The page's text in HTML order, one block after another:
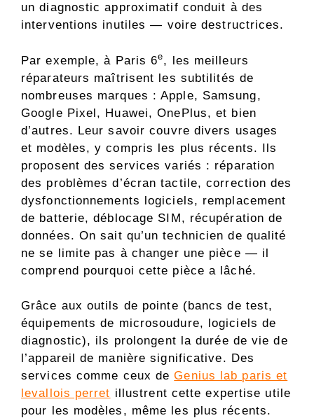
un diagnostic approximatif conduit à des
interventions inutiles — voire destructrices.
Par exemple, à Paris 6e, les meilleurs
réparateurs maîtrisent les subtilités de
nombreuses marques : Apple, Samsung,
Google Pixel, Huawei, OnePlus, et bien
d’autres. Leur savoir couvre divers usages
et modèles, y compris les plus récents. Ils
proposent des services variés : réparation
des problèmes d’écran tactile, correction des
dysfonctionnements logiciels, remplacement
de batterie, déblocage SIM, récupération de
données. On sait qu’un technicien de qualité
ne se limite pas à changer une pièce — il
comprend pourquoi cette pièce a lâché.
Grâce aux outils de pointe (bancs de test,
équipements de microsoudure, logiciels de
diagnostic), ils prolongent la durée de vie de
l’appareil de manière significative. Des
services comme ceux deGenius lab paris et
levallois perret illustrent cette expertise utile
pour les modèles, même les plus récents.